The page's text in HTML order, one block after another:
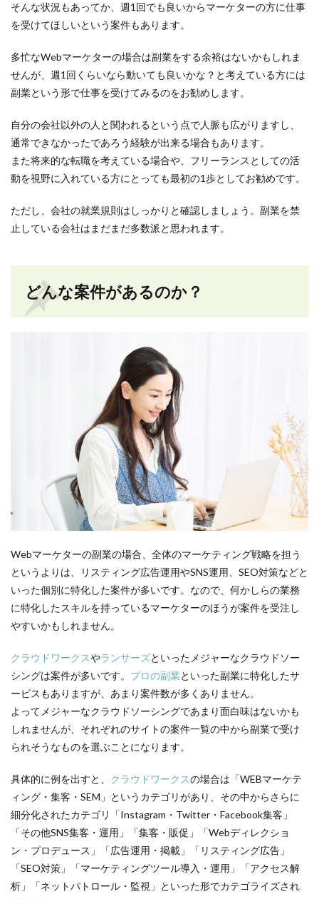
4
副業
職
そんな状況もあってか、週1回でも良いからマーケターの方に仕事
を受けてほしいという案件もあります。
多忙なWebマーケターの場合は副業をする余裕はないかもしれま
せんが、週1回くらいなら動いても良いかな？と考えている方には
副業という形で仕事を受けてみるのをお勧めします。
自分の会社以外の人と関われるという点で人脈も広がりますし、
通常できなかったであろう経験が出来る場合もあります。
また将来的な転職を考えている場合や、フリーランスとしての活
動を視野に入れている方にとっても最初の1歩としてお勧めです。
ただし、会社の就業規則はしっかりと確認しましょう。副業を禁
止している会社はまだまだ多数派と思われます。
どんな案件があるのか？
Webマーケターの副業の場合、全体のマーケティング戦略を担う
というよりは、リスティング広告運用やSNS運用、SEO対策などと
いった個別に特化した案件が多いです。なので、何かしらの業務
に特化したスキルを持っているマーケターのほうが案件を受注し
やすいかもしれません。
クラウドワークスやランサーズといったメジャーなクラウドソー
シングは案件が多いです。 プロの副業といった副業に特化したサ
ービスもありますが、あまり案件数が多くありません。
よってメジャーなクラウドソーシングであまり面白味はないかも
しれませんが、それぞれのサイトの案件一覧の中から副業で受け
られそうなものを選ぶことになります。
具体的に例を出すと、 クラウドワークスの場合は「WEBマーケテ
ィング・集客・SEM」というカテゴリがあり、その中からさらに
細分化されたカテゴリ「Instagram・Twitter・Facebook集客」
「その他SNS集客・運用」「集客・販促」「Webディレクショ
ン・プロデュース」「広告運用・掲載」「リスティング広告」
「SEO対策」「マーケティングツール導入・運用」「アクセス解
析」「ネットパトロール・監視」といった形でカテゴライズされ